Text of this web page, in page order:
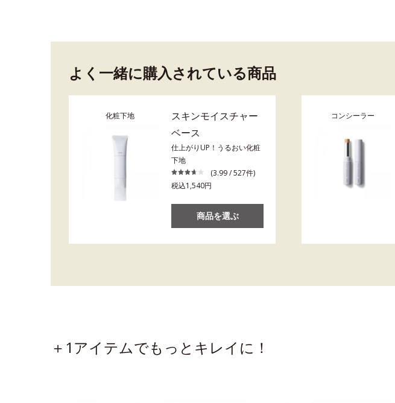
よく一緒に購入されている商品
化粧下地
スキンモイスチャー
ベース
仕上がりUP！うるおい化粧
下地
(3.99 / 527件)
税込1,540円
商品を選ぶ
コンシーラー
＋1アイテムでもっとキレイに！